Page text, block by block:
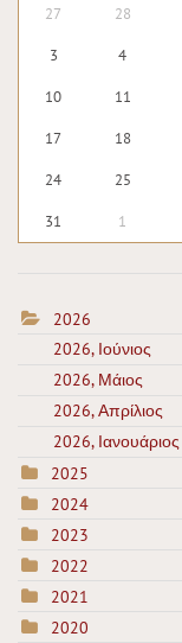
27 28
3 4
10 11
17 18
24 25
31 1
2026
2026, Ιούνιος
2026, Μάιος
2026, Απρίλιος
2026, Ιανουάριος
2025
2024
2023
2022
2021
2020